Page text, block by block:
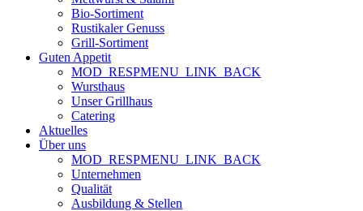
Bio-Sortiment
Rustikaler Genuss
Grill-Sortiment
Guten Appetit
MOD_RESPMENU_LINK_BACK
Wursthaus
Unser Grillhaus
Catering
Aktuelles
Über uns
MOD_RESPMENU_LINK_BACK
Unternehmen
Qualität
Ausbildung & Stellen